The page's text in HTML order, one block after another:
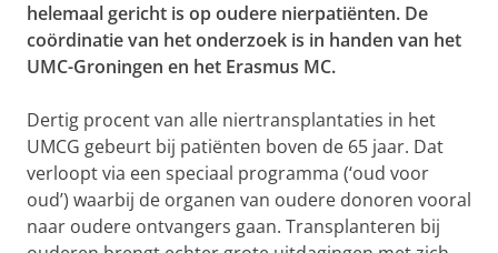
helemaal gericht is op oudere nierpatiënten. De
coördinatie van het onderzoek is in handen van het
UMC-Groningen en het Erasmus MC.
Dertig procent van alle niertransplantaties in het
UMCG gebeurt bij patiënten boven de 65 jaar. Dat
verloopt via een speciaal programma (‘oud voor
oud’) waarbij de organen van oudere donoren vooral
naar oudere ontvangers gaan. Transplanteren bij